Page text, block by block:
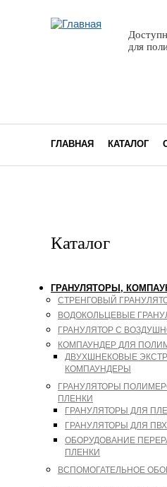
для
ГЛАВНАЯ КАТАЛОГ
Каталог
ГРАНУЛЯТОРЫ,
СТРЕНГОВЫЙ
ВОДОКОЛЬЦЕВЫЕ
ГРАНУЛЯТОР С
КОМПАУНДЕР ДЛЯ
ДВУХШНЕКОВЫЕ
КОМПАУНДЕРЫ
ГРАНУЛЯТОРЫ
ПЛЕНКИ
ГРАНУЛЯТОРЫ ДЛЯ
ГРАНУЛЯТОРЫ ДЛЯ
ОБОРУДОВАНИЕ
ПЛЕНКИ
ВСПОМОГАТЕЛЬНОЕ